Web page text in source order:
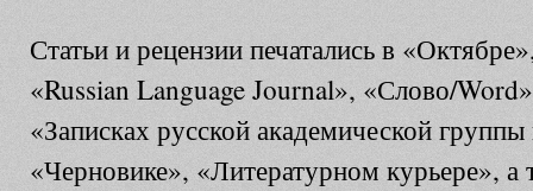
Статьи и рецензии печатались в
«Russian Language Journal», «Слово/
«Записках русской академической
«Черновике», «Литературном курьере», а